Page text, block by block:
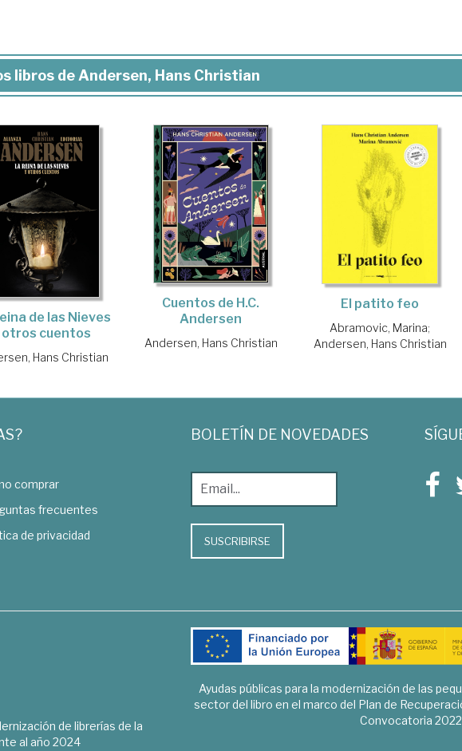
libros de Andersen, Hans Christian
de las Nieves
otros cuentos
Hans Christian
Cuentos de H.C.
Andersen
Andersen, Hans Christian
El patito feo
Abramovic, Marina;
Andersen, Hans Christian
comprar
frecuentes
de privacidad
BOLETÍN DE NOVEDADES
SUSCRIBIRSE
de librerías de la
al año 2024
Ayudas públicas para la modernización de las
sector del libro en el marco del Plan de
Convocatoria